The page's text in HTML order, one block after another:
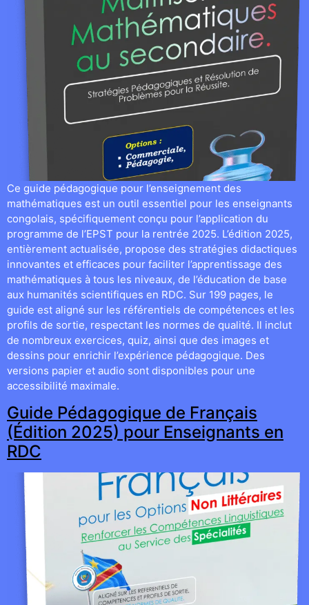
Ce guide pédagogique pour l’enseignement des
mathématiques est un outil essentiel pour les enseignants
congolais, spécifiquement conçu pour l’application du
programme de l’EPST pour la rentrée 2025. L’édition 2025,
entièrement actualisée, propose des stratégies didactiques
innovantes et efficaces pour faciliter l’apprentissage des
mathématiques à tous les niveaux, de l’éducation de base
aux humanités scientifiques en RDC. Sur 199 pages, le
guide est aligné sur les référentiels de compétences et les
profils de sortie, respectant les normes de qualité. Il inclut
de nombreux exercices, quiz, ainsi que des images et
dessins pour enrichir l’expérience pédagogique. Des
versions papier et audio sont disponibles pour une
accessibilité maximale.
Guide Pédagogique de Français
(Édition 2025) pour Enseignants en
RDC